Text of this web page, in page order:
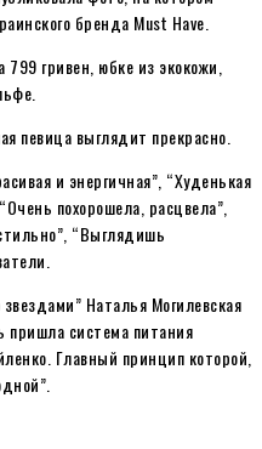
бренда Must Have.
гривен, юбке из экокожи,
певица выглядит прекрасно.
и энергичная”, “Худенькая
похорошела, расцвела”,
“Выглядишь
Наталья Могилевская
пришла система питания
Главный принцип которой,